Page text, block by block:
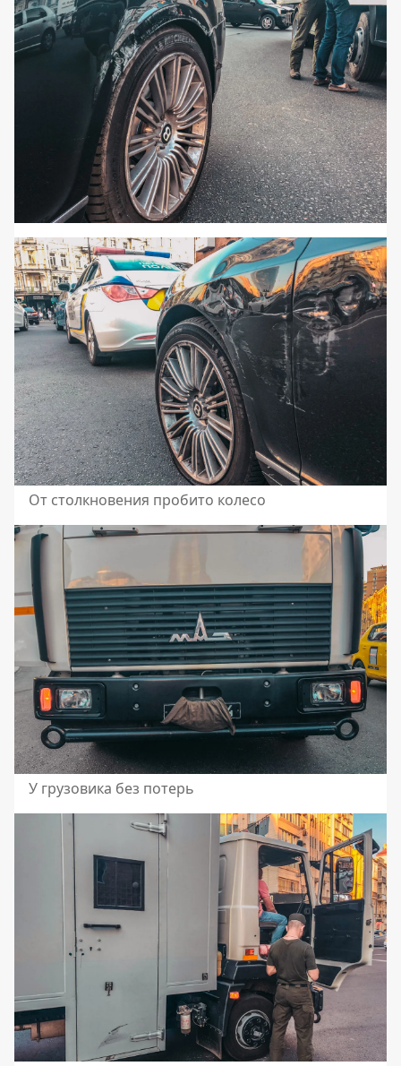
От столкновения пробито колесо
У грузовика без потерь